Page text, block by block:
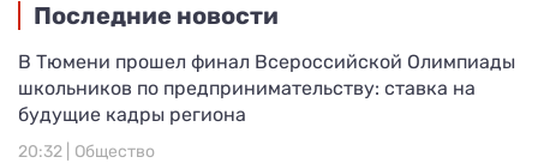
Последние новости
В Тюмени прошел финал Всероссийской Олимпиады
школьников по предпринимательству: ставка на
будущие кадры региона
20:32 | Общество